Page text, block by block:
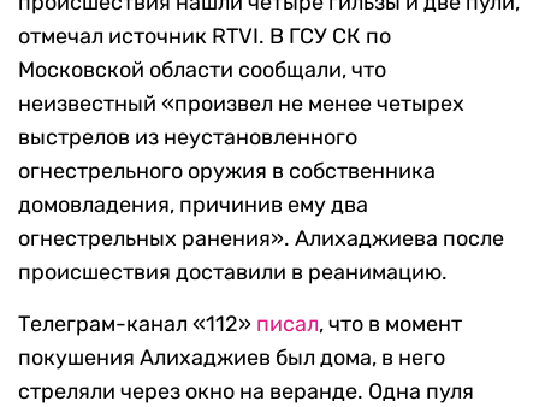
отмечал источник RTVI. В ГСУ СК по
Московской области сообщали, что
неизвестный «произвел не менее четырех
выстрелов из неустановленного
огнестрельного оружия в собственника
домовладения, причинив ему два
огнестрельных ранения». Алихаджиева после
происшествия доставили в реанимацию.
Телеграм-канал «112» писал, что в момент
покушения Алихаджиев был дома, в него
стреляли через окно на веранде. Одна пуля